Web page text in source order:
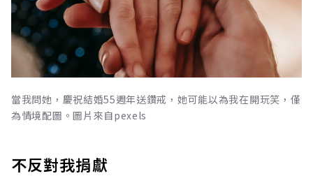
當我問她，慶祝結婚55週年送鑽戒，她可能以為我在開玩笑，僅
為情境配圖。圖片來自pexels
不反對我捐獻